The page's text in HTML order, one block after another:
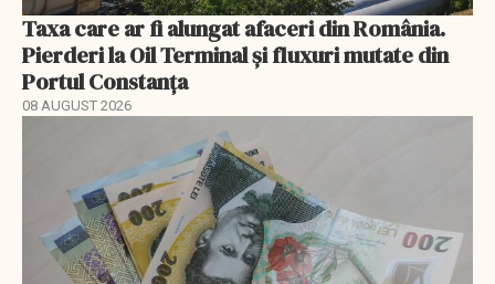
Taxa care ar fi alungat afaceri din România.
Pierderi la Oil Terminal și fluxuri mutate din
Portul Constanța
08 AUGUST 2026